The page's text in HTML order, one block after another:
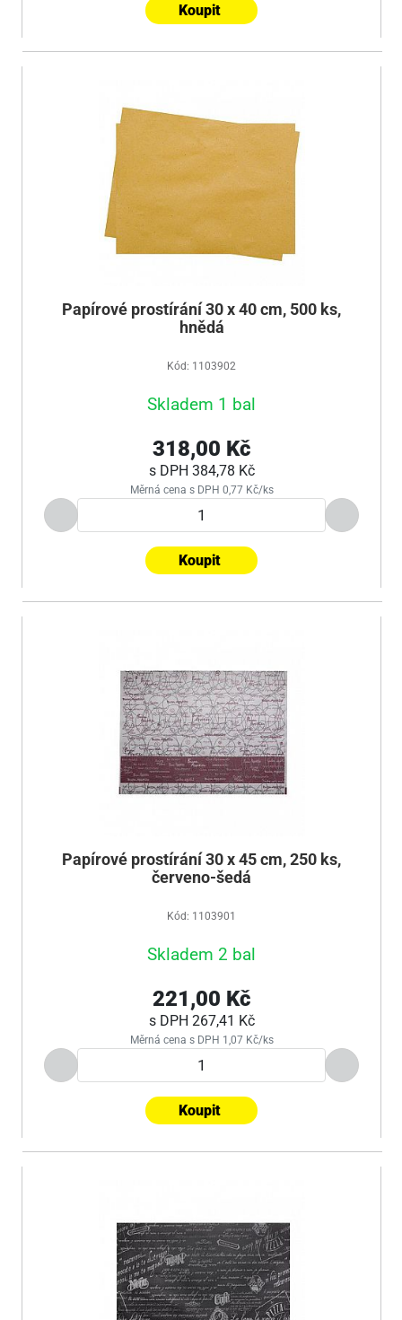
Koupit
Papírové prostírání 30 x 40 cm, 500 ks,
hnědá
Kód: 1103902
Skladem 1 bal
318,00 Kč
s DPH 384,78 Kč
Měrná cena s DPH 0,77 Kč/ks
Koupit
Papírové prostírání 30 x 45 cm, 250 ks,
červeno-šedá
Kód: 1103901
Skladem 2 bal
221,00 Kč
s DPH 267,41 Kč
Měrná cena s DPH 1,07 Kč/ks
Koupit